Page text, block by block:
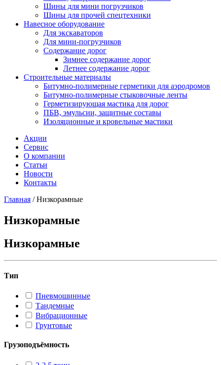
Шины для мини погрузчиков
Шины для прочей спецтехники
Навесное оборудование
Для экскаваторов
Для мини-погрузчиков
Содержание дорог
Зимнее содержание дорог
Летнее содержание дорог
Строительные материалы
Битумно-полимерные герметики для аэродромов
Битумно-полимерные стыковочные ленты
Герметизирующая мастика для дорог
ПБВ, эмульсии, защитные составы
Изоляционные и кровельные мастики
Акции
Сервис
О компании
Статьи
Новости
Контакты
Главная /Низкорамные
Низкорамные
Низкорамные
Тип
Пневмошинные
Тандемные
Вибрационные
Грунтовые
Грузоподъёмность